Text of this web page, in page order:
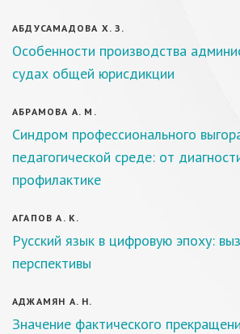
АБДУСАМАДОВА Х. З.
Особенности производства
судах общей юрисдикции
АБРАМОВА А. М.
Синдром профессионального
педагогической среде: от
профилактике
АГАПОВ А. К.
Русский язык в цифровую эпоху:
перспективы
АДЖАМЯН А. Н.
Значение фактического